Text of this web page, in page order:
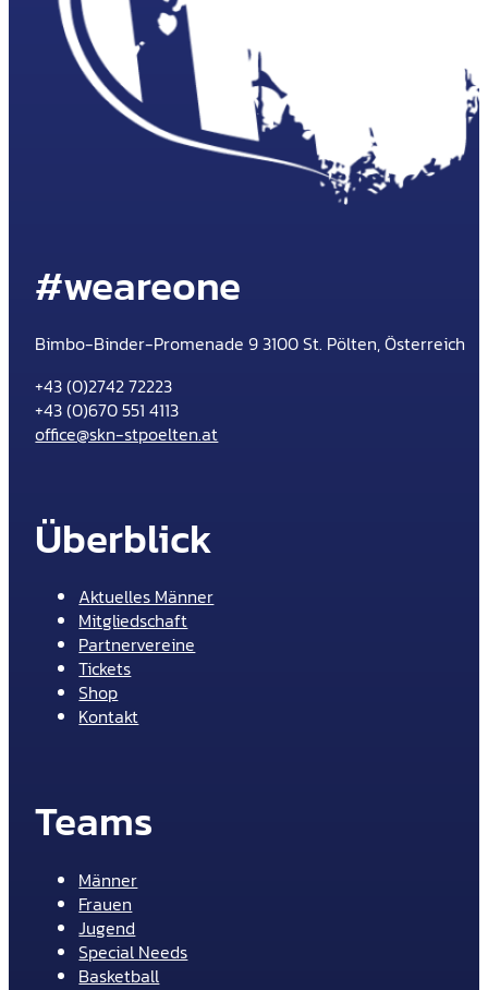
#weareone
Bimbo-Binder-Promenade 9 3100 St. Pölten, Österreich
+43 (0)2742 72223
+43 (0)670 551 4113
office@skn-stpoelten.at
Überblick
Aktuelles Männer
Mitgliedschaft
Partnervereine
Tickets
Shop
Kontakt
Teams
Männer
Frauen
Jugend
Special Needs
Basketball